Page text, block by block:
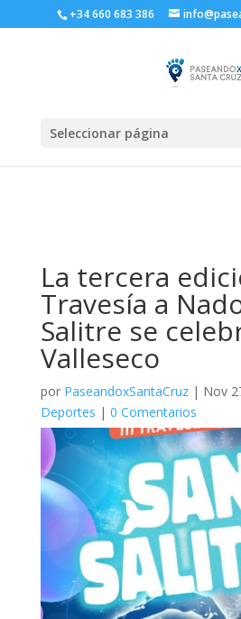
+34 660 683 386
Seleccionar página
La tercera
Travesía a
Salitre se
Valleseco
por PaseandoxSantaCruz| Nov
Deportes | 0 Comentarios